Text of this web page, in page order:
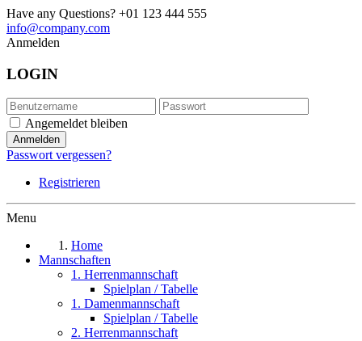
Have any Questions? +01 123 444 555
info@company.com
Anmelden
LOGIN
Angemeldet bleiben
Passwort vergessen?
Registrieren
Menu
Home
Mannschaften
1. Herrenmannschaft
Spielplan / Tabelle
1. Damenmannschaft
Spielplan / Tabelle
2. Herrenmannschaft